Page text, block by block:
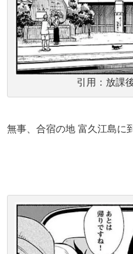
引用：放課
無事、合宿の地 富久江島に